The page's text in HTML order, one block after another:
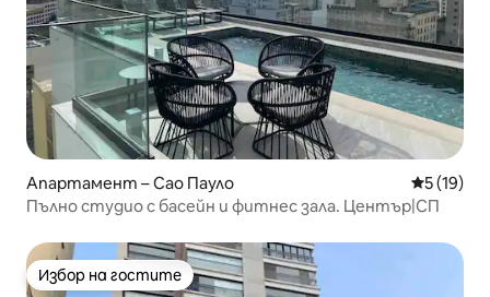
Апартамент – Сао Пауло Средна
5 (19)
Пълно студио с басейн и фитнес зала. Център|СП
Избор на гостите
Избор на гостите